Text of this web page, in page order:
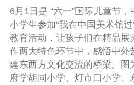
6月1日是 “六一”国际儿童节
小学生参加“我在中国美术馆过
教育活动，让孩子们在精品展
作两大特色环节中，感悟中外
建东西方文化交流的桥梁。图
府学胡同小学、灯市口小学、